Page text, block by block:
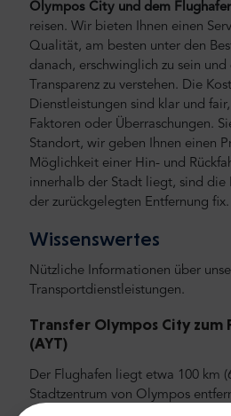
Olympos City und dem
reisen. Wir bieten Ihnen einen
Qualität, am besten unter den
danach, erschwinglich zu sein
Transparenz zu verstehen. Die
Dienstleistungen sind klar und
Faktoren oder Überraschungen.
Standort, wir geben Ihnen einen
Möglichkeit einer Hin- und
innerhalb der Stadt liegt, sind die
der zurückgelegten Entfernung fix.
Wissenswertes
Nützliche Informationen über
Transportdienstleistungen.
Transfer Olympos City zum
(AYT)
Der Flughafen liegt etwa 100 km
Stadtzentrum von Olympos